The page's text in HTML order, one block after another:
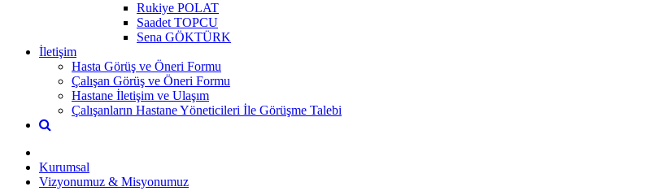
Rukiye POLAT
Saadet TOPCU
Sena GÖKTÜRK
İletişim
Hasta Görüş ve Öneri Formu
Çalışan Görüş ve Öneri Formu
Hastane İletişim ve Ulaşım
Çalışanların Hastane Yöneticileri İle Görüşme Talebi
Kurumsal
Vizyonumuz & Misyonumuz